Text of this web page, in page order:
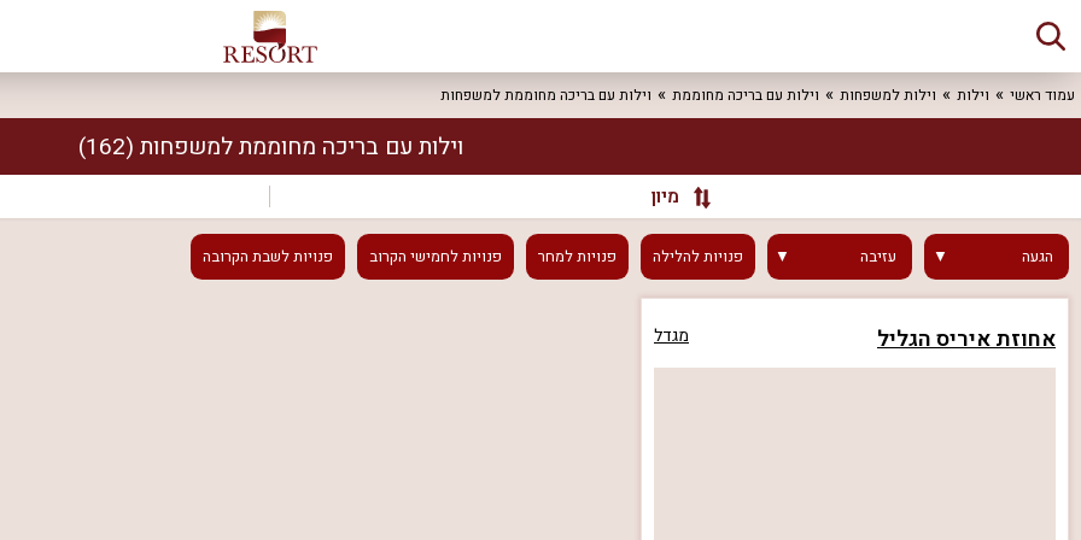
עמוד ראשי וילות וילות למשפחות וילות עם בריכה מחוממת וילות עם בריכה מחוממת למשפחות
וילות עם בריכה מחוממת למשפחות (162)
מיון
הגעה עזיבה פנויותלהלילה פנויותלמחר פנויותלחמישי הקרוב פנויותלשבת הקרובה
אחוזת איריס הגליל מגדל